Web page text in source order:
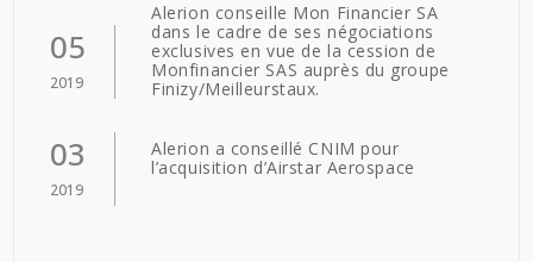
05
2019
Alerion conseille Mon Financier SA
dans le cadre de ses négociations
exclusives en vue de la cession de
Monfinancier SAS auprès du groupe
Finizy/Meilleurstaux.
03
2019
Alerion a conseillé CNIM pour
l’acquisition d’Airstar Aerospace